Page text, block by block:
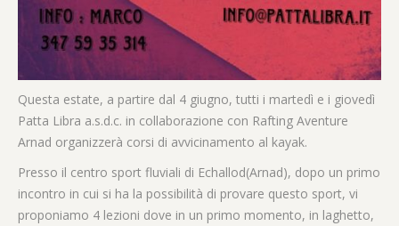
Questa estate, a partire dal 4 giugno, tutti i martedì e i giovedì
Patta Libra a.s.d.c. in collaborazione con Rafting Aventure
Arnad organizzerà corsi di avvicinamento al kayak.
Presso il centro sport fluviali di Echallod(Arnad), dopo un primo
incontro in cui si ha la possibilità di provare questo sport, vi
proponiamo 4 lezioni dove in un primo momento, in laghetto,